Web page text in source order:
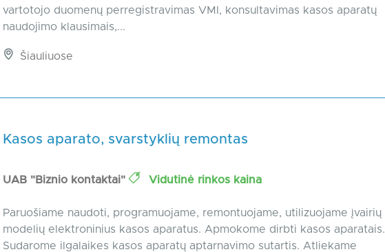
vartotojo duomenų perregistravimas VMI, konsultavimas kasos aparatų
naudojimo klausimais,...
Šiauliuose
Kasos aparato, svarstyklių remontas
UAB "Biznio kontaktai" Vidutinė rinkos kaina
Paruošiame naudoti, programuojame, remontuojame, utilizuojame įvairių
modelių elektroninius kasos aparatus. Apmokome dirbti kasos aparatais.
Sudarome ilgalaikes kasos aparatų aptarnavimo sutartis. Atliekame